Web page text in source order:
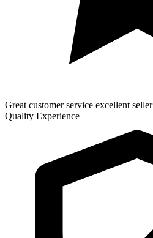
Great customer service excellent seller
Quality Experience